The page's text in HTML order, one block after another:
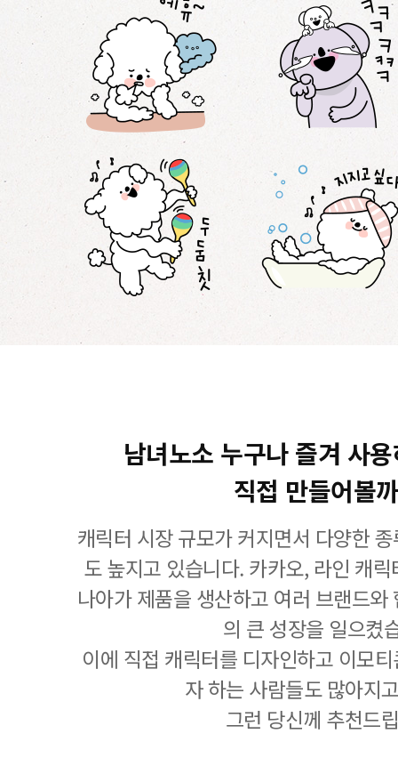
남녀노소 누구나 즐겨 사
직접 만들어볼
캐릭터 시장 규모가 커지면서 다양한
도 높지고 있습니다. 카카오, 라인 캐
나아가 제품을 생산하고 여러 브랜드
의 큰 성장을 일으켰
이에 직접 캐릭터를 디자인하고 이모
자 하는 사람들도 많아지
그런 당신께 추천드